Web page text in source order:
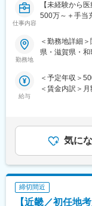
シミックグル
わることも可能
・入社から3
└医薬品や医療
わせて行う、
す。
★入社同期がい
営業職が目指
＜安定性＞
・誰にとって
にくく、安定
・当社は、東
グループに属
＜社会貢献度の
自身の売上・
仕事内容
【未経験から
500万～＋手当
＜入社月につい
入社月が決ま
具体的には、
注意点）／品
また、現場で
い薬づくりに
自分が関わっ
いのある仕事で
勤務地
＜勤務地詳細
県・滋賀県・
給与
＜予定年収＞
＜賃金内訳＞
を全額支給 ■
全国勤務が可
後の翌月給与
通じて上下す
表記です。
気に
締切間近
【近畿／初任地